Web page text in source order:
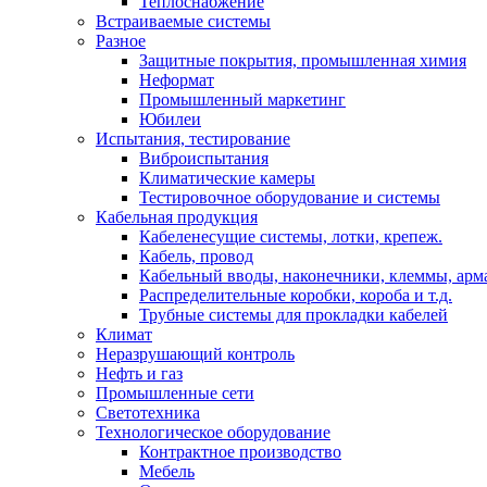
Встраиваемые системы
Разное
Защитные покрытия, промышленная химия
Неформат
Промышленный маркетинг
Юбилеи
Испытания, тестирование
Виброиспытания
Климатические камеры
Тестировочное оборудование и системы
Кабельная продукция
Кабеленесущие системы, лотки, крепеж.
Кабель, провод
Кабельный вводы, наконечники, клеммы,
Распределительные коробки, короба и т.д.
Трубные системы для прокладки кабелей
Климат
Неразрушающий контроль
Нефть и газ
Промышленные сети
Светотехника
Технологическое оборудование
Контрактное производство
Мебель